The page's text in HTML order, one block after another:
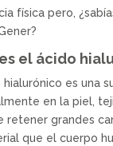
física pero,
el ácido
hialurónico es una
en la piel,
retener grandes
que el cuerpo